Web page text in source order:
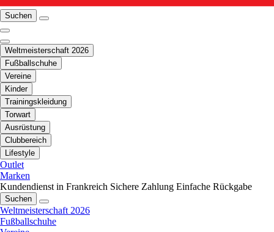
Suchen
Weltmeisterschaft 2026
Fußballschuhe
Vereine
Kinder
Trainingskleidung
Torwart
Ausrüstung
Clubbereich
Lifestyle
Outlet
Marken
Kundendienst in Frankreich Sichere Zahlung Einfache Rückgabe
Suchen
Weltmeisterschaft 2026
Fußballschuhe